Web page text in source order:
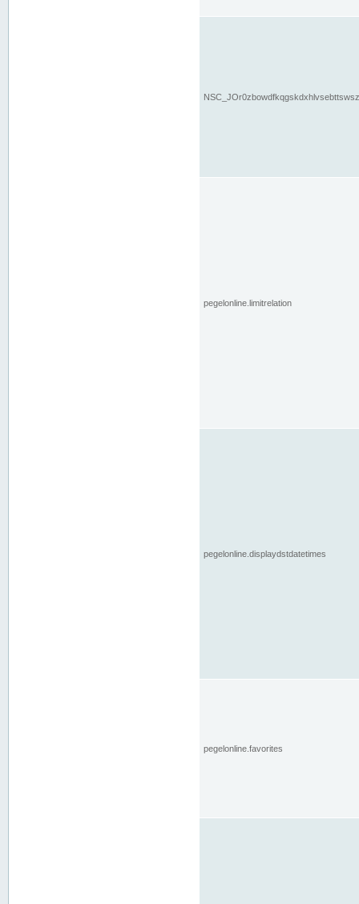
pegelonline.limitrelation
pegelonline.displaydstdatetimes
pegelonline.favorites